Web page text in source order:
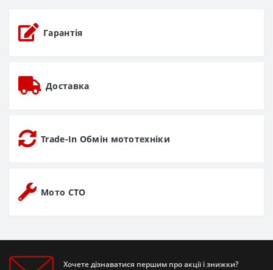
Гарантія
Доставка
Trade-In Обмін мототехніки
Мото СТО
Хочете дізнаватися першим про акції і знижки?